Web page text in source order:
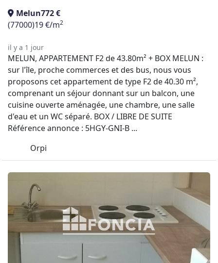
Melun772 €
(77000)19 €/m2
il y a 1 jour
MELUN, APPARTEMENT F2 de 43.80m² + BOX MELUN :
sur l'île, proche commerces et des bus, nous vous
proposons cet appartement de type F2 de 40.30 m²,
comprenant un séjour donnant sur un balcon, une
cuisine ouverte aménagée, une chambre, une salle
d'eau et un WC séparé. BOX / LIBRE DE SUITE
Référence annonce : 5HGY-GNI-B ...
Orpi